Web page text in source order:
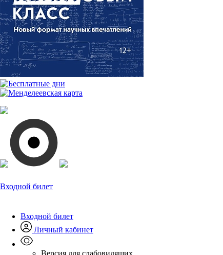
Входной билет
Входной билет
Личный кабинет
Версия для слабовидящих